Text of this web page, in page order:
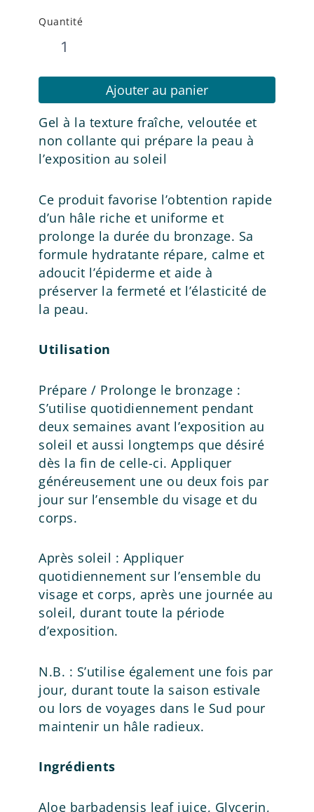
Quantité
quantité
Sublimateur
Ajouter au panier
Gel à la texture fraîche, veloutée et
non collante qui prépare la peau à
l’exposition au soleil
Ce produit favorise l’obtention rapide
d’un hâle riche et uniforme et
prolonge la durée du bronzage. Sa
formule hydratante répare, calme et
adoucit l’épiderme et aide à
préserver la fermeté et l’élasticité de
la peau.
Utilisation
Prépare / Prolonge le bronzage :
S’utilise quotidiennement pendant
deux semaines avant l’exposition au
soleil et aussi longtemps que désiré
dès la fin de celle-ci. Appliquer
généreusement une ou deux fois par
jour sur l’ensemble du visage et du
corps.
Après soleil : Appliquer
quotidiennement sur l’ensemble du
visage et corps, après une journée au
soleil, durant toute la période
d’exposition.
N.B. : S’utilise également une fois par
jour, durant toute la saison estivale
ou lors de voyages dans le Sud pour
maintenir un hâle radieux.
Ingrédients
Aloe barbadensis leaf juice, Glycerin,